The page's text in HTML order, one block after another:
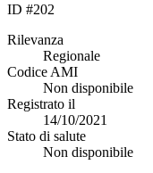
ID #202
Rilevanza
Regionale
Codice AMI
Non disponibile
Registrato il
14/10/2021
Stato di salute
Non disponibile